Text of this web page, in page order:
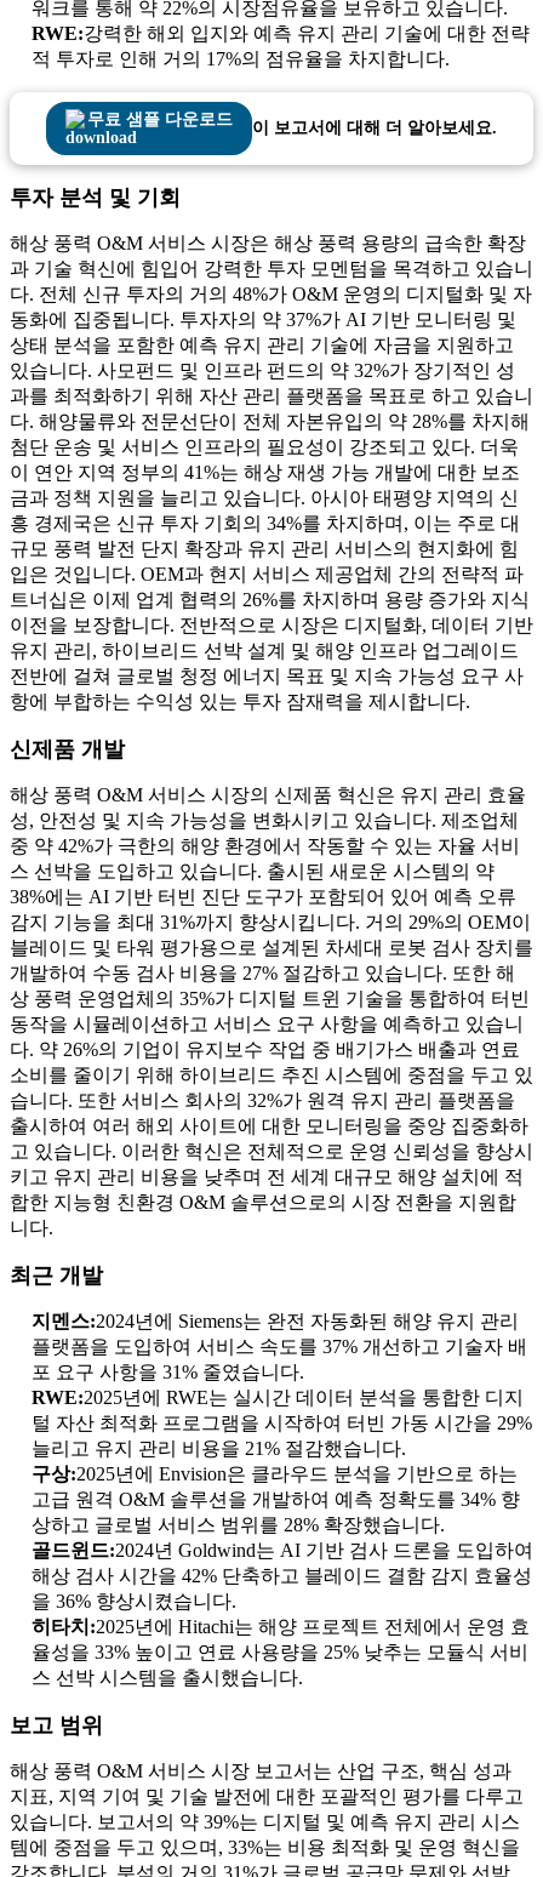
워크를 통해 약 22%의 시장점유율을 보유하고 있습니다.
RWE:강력한 해외 입지와 예측 유지 관리 기술에 대한 전략
적 투자로 인해 거의 17%의 점유율을 차지합니다.
무료 샘플 다운로드 이 보고서에 대해 더 알아보세요.
투자 분석 및 기회
해상 풍력 O&M 서비스 시장은 해상 풍력 용량의 급속한 확장
과 기술 혁신에 힘입어 강력한 투자 모멘텀을 목격하고 있습니
다. 전체 신규 투자의 거의 48%가 O&M 운영의 디지털화 및 자
동화에 집중됩니다. 투자자의 약 37%가 AI 기반 모니터링 및
상태 분석을 포함한 예측 유지 관리 기술에 자금을 지원하고
있습니다. 사모펀드 및 인프라 펀드의 약 32%가 장기적인 성
과를 최적화하기 위해 자산 관리 플랫폼을 목표로 하고 있습니
다. 해양물류와 전문선단이 전체 자본유입의 약 28%를 차지해
첨단 운송 및 서비스 인프라의 필요성이 강조되고 있다. 더욱
이 연안 지역 정부의 41%는 해상 재생 가능 개발에 대한 보조
금과 정책 지원을 늘리고 있습니다. 아시아 태평양 지역의 신
흥 경제국은 신규 투자 기회의 34%를 차지하며, 이는 주로 대
규모 풍력 발전 단지 확장과 유지 관리 서비스의 현지화에 힘
입은 것입니다. OEM과 현지 서비스 제공업체 간의 전략적 파
트너십은 이제 업계 협력의 26%를 차지하며 용량 증가와 지식
이전을 보장합니다. 전반적으로 시장은 디지털화, 데이터 기반
유지 관리, 하이브리드 선박 설계 및 해양 인프라 업그레이드
전반에 걸쳐 글로벌 청정 에너지 목표 및 지속 가능성 요구 사
항에 부합하는 수익성 있는 투자 잠재력을 제시합니다.
신제품 개발
해상 풍력 O&M 서비스 시장의 신제품 혁신은 유지 관리 효율
성, 안전성 및 지속 가능성을 변화시키고 있습니다. 제조업체
중 약 42%가 극한의 해양 환경에서 작동할 수 있는 자율 서비
스 선박을 도입하고 있습니다. 출시된 새로운 시스템의 약
38%에는 AI 기반 터빈 진단 도구가 포함되어 있어 예측 오류
감지 기능을 최대 31%까지 향상시킵니다. 거의 29%의 OEM이
블레이드 및 타워 평가용으로 설계된 차세대 로봇 검사 장치를
개발하여 수동 검사 비용을 27% 절감하고 있습니다. 또한 해
상 풍력 운영업체의 35%가 디지털 트윈 기술을 통합하여 터빈
동작을 시뮬레이션하고 서비스 요구 사항을 예측하고 있습니
다. 약 26%의 기업이 유지보수 작업 중 배기가스 배출과 연료
소비를 줄이기 위해 하이브리드 추진 시스템에 중점을 두고 있
습니다. 또한 서비스 회사의 32%가 원격 유지 관리 플랫폼을
출시하여 여러 해외 사이트에 대한 모니터링을 중앙 집중화하
고 있습니다. 이러한 혁신은 전체적으로 운영 신뢰성을 향상시
키고 유지 관리 비용을 낮추며 전 세계 대규모 해양 설치에 적
합한 지능형 친환경 O&M 솔루션으로의 시장 전환을 지원합
니다.
최근 개발
지멘스:2024년에 Siemens는 완전 자동화된 해양 유지 관리
플랫폼을 도입하여 서비스 속도를 37% 개선하고 기술자 배
포 요구 사항을 31% 줄였습니다.
RWE:2025년에 RWE는 실시간 데이터 분석을 통합한 디지
털 자산 최적화 프로그램을 시작하여 터빈 가동 시간을 29%
늘리고 유지 관리 비용을 21% 절감했습니다.
구상:2025년에 Envision은 클라우드 분석을 기반으로 하는
고급 원격 O&M 솔루션을 개발하여 예측 정확도를 34% 향
상하고 글로벌 서비스 범위를 28% 확장했습니다.
골드윈드:2024년 Goldwind는 AI 기반 검사 드론을 도입하여
해상 검사 시간을 42% 단축하고 블레이드 결함 감지 효율성
을 36% 향상시켰습니다.
히타치:2025년에 Hitachi는 해양 프로젝트 전체에서 운영 효
율성을 33% 높이고 연료 사용량을 25% 낮추는 모듈식 서비
스 선박 시스템을 출시했습니다.
보고 범위
해상 풍력 O&M 서비스 시장 보고서는 산업 구조, 핵심 성과
지표, 지역 기여 및 기술 발전에 대한 포괄적인 평가를 다루고
있습니다. 보고서의 약 39%는 디지털 및 예측 유지 관리 시스
템에 중점을 두고 있으며, 33%는 비용 최적화 및 운영 혁신을
강조합니다. 분석의 거의 31%가 글로벌 공급망 문제와 선박